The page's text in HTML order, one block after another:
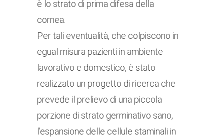
è lo strato di prima difesa della
cornea.
Per tali eventualità, che colpiscono in
egual misura pazienti in ambiente
lavorativo e domestico, è stato
realizzato un progetto di ricerca che
prevede il prelievo di una piccola
porzione di strato germinativo sano,
l’espansione delle cellule staminali in